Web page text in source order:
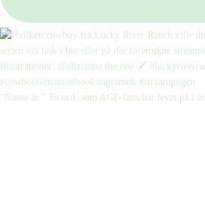
“Næste år.” To ord, som AGF-fans har levet på i år